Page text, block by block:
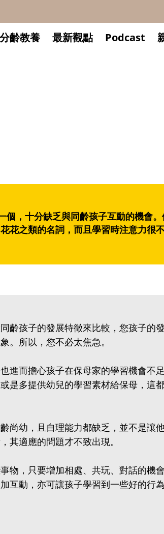
分齡教養 最新觀點 Podcast
個，十分缺乏與同齡孩子互動的機會
花之類的名詞，而且學習時注意力很
齡孩子的發展特徵來比較，您孩子的
。所以，您不必太焦急。
進而擔心孩子在保母家的學習機會不
是多提供幼兒的學習素材給保母，這
尚幼，且自理能力都缺乏，並不是讓
其適應的問題才不致出現。
物，只要增加相處、共玩、對話的機
互動，亦可讓孩子學習到一些好的行